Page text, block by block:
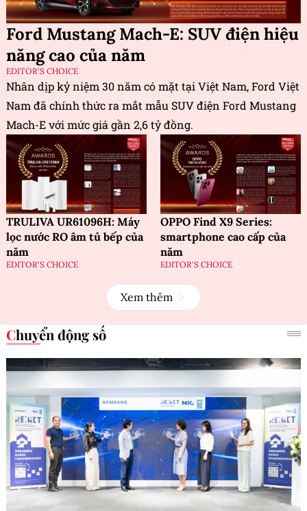
Ford Mustang Mach-E: SUV điện hiệu
năng cao của năm
EDITOR'S CHOICE
Nhân dịp kỷ niệm 30 năm có mặt tại Việt Nam, Ford Việt
Nam đã chính thức ra mắt mẫu SUV điện Ford Mustang
Mach-E với mức giá gần 2,6 tỷ đồng.
TRULIVA UR61096H: Máy
lọc nước RO âm tủ bếp của
năm
EDITOR'S CHOICE
OPPO Find X9 Series:
smartphone cao cấp của
năm
EDITOR'S CHOICE
Xem thêm
Chuyển động số